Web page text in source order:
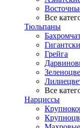
Все
Тюльпаны
Грейга
Все
Нарциссы